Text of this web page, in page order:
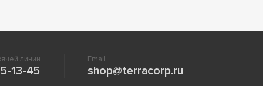
линии
13-45
Email
shop@terracorp.ru